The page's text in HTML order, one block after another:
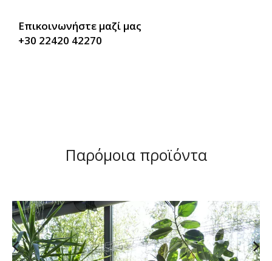
Επικοινωνήστε μαζί μας
+30 22420 42270
Παρόμοια προϊόντα